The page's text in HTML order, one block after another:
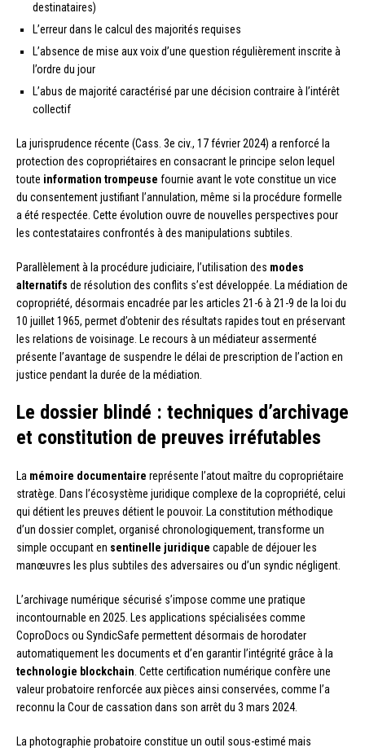
destinataires)
L’erreur dans le calcul des majorités requises
L’absence de mise aux voix d’une question régulièrement inscrite à
l’ordre du jour
L’abus de majorité caractérisé par une décision contraire à l’intérêt
collectif
La jurisprudence récente (Cass. 3e civ., 17 février 2024) a renforcé la
protection des copropriétaires en consacrant le principe selon lequel
toute information trompeuse fournie avant le vote constitue un vice
du consentement justifiant l’annulation, même si la procédure formelle
a été respectée. Cette évolution ouvre de nouvelles perspectives pour
les contestataires confrontés à des manipulations subtiles.
Parallèlement à la procédure judiciaire, l’utilisation des modes
alternatifs de résolution des conflits s’est développée. La médiation de
copropriété, désormais encadrée par les articles 21-6 à 21-9 de la loi du
10 juillet 1965, permet d’obtenir des résultats rapides tout en préservant
les relations de voisinage. Le recours à un médiateur assermenté
présente l’avantage de suspendre le délai de prescription de l’action en
justice pendant la durée de la médiation.
Le dossier blindé : techniques d’archivage
et constitution de preuves irréfutables
La mémoire documentaire représente l’atout maître du copropriétaire
stratège. Dans l’écosystème juridique complexe de la copropriété, celui
qui détient les preuves détient le pouvoir. La constitution méthodique
d’un dossier complet, organisé chronologiquement, transforme un
simple occupant en sentinelle juridique capable de déjouer les
manœuvres les plus subtiles des adversaires ou d’un syndic négligent.
L’archivage numérique sécurisé s’impose comme une pratique
incontournable en 2025. Les applications spécialisées comme
CoproDocs ou SyndicSafe permettent désormais de horodater
automatiquement les documents et d’en garantir l’intégrité grâce à la
technologie blockchain. Cette certification numérique confère une
valeur probatoire renforcée aux pièces ainsi conservées, comme l’a
reconnu la Cour de cassation dans son arrêt du 3 mars 2024.
La photographie probatoire constitue un outil sous-estimé mais